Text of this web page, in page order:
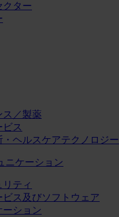
クター
ス／製薬
ビス
・ヘルスケアテクノロジー
ニケーション
ティ
ビス及びソフトウェア
ーション